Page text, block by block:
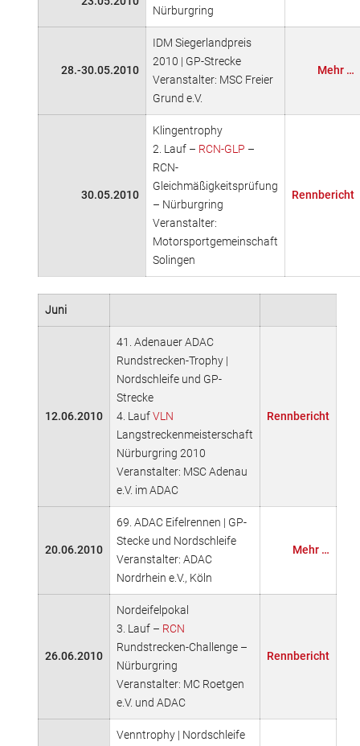
Nürburgring
28.-30.05.2010
IDM Siegerlandpreis
2010 | GP-Strecke
Veranstalter: MSC Freier
Grund e.V.
Mehr …
30.05.2010
Klingentrophy
2. Lauf – RCN-GLP –
RCN-
Gleichmäßigkeitsprüfung
– Nürburgring
Veranstalter:
Motorsportgemeinschaft
Solingen
Rennbericht
Juni
12.06.2010
41. Adenauer ADAC
Rundstrecken-Trophy |
Nordschleife und GP-
Strecke
4. LaufVLN
Langstreckenmeisterschaft
Nürburgring 2010
Veranstalter: MSC Adenau
e.V. im ADAC
Rennbericht
20.06.2010
69. ADAC Eifelrennen | GP-
Stecke und Nordschleife
Veranstalter: ADAC
Nordrhein e.V., Köln
Mehr …
26.06.2010
Nordeifelpokal
3. Lauf – RCN
Rundstrecken-Challenge –
Nürburgring
Veranstalter: MC Roetgen
e.V. und ADAC
Rennbericht
Venntrophy | Nordschleife